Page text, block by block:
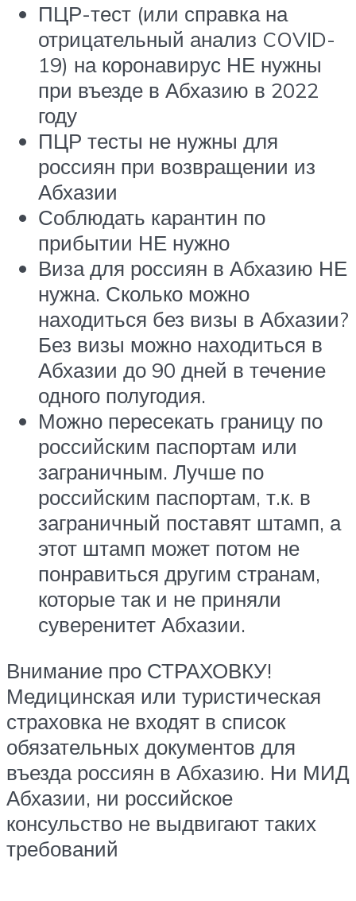
ПЦР-тест (или справка на
отрицательный анализ COVID-
19) на коронавирус НЕ нужны
при въезде в Абхазию в 2022
году
ПЦР тесты не нужны для
россиян при возвращении из
Абхазии
Соблюдать карантин по
прибытии НЕ нужно
Виза для россиян в Абхазию НЕ
нужна. Сколько можно
находиться без визы в Абхазии?
Без визы можно находиться в
Абхазии до 90 дней в течение
одного полугодия.
Можно пересекать границу по
российским паспортам или
заграничным. Лучше по
российским паспортам, т.к. в
заграничный поставят штамп, а
этот штамп может потом не
понравиться другим странам,
которые так и не приняли
суверенитет Абхазии.
Внимание про СТРАХОВКУ!
Медицинская или туристическая
страховка не входят в список
обязательных документов для
въезда россиян в Абхазию. Ни МИД
Абхазии, ни российское
консульство не выдвигают таких
требований